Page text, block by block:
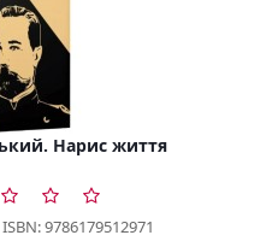
Нарис життя
ISBN: 9786179512971